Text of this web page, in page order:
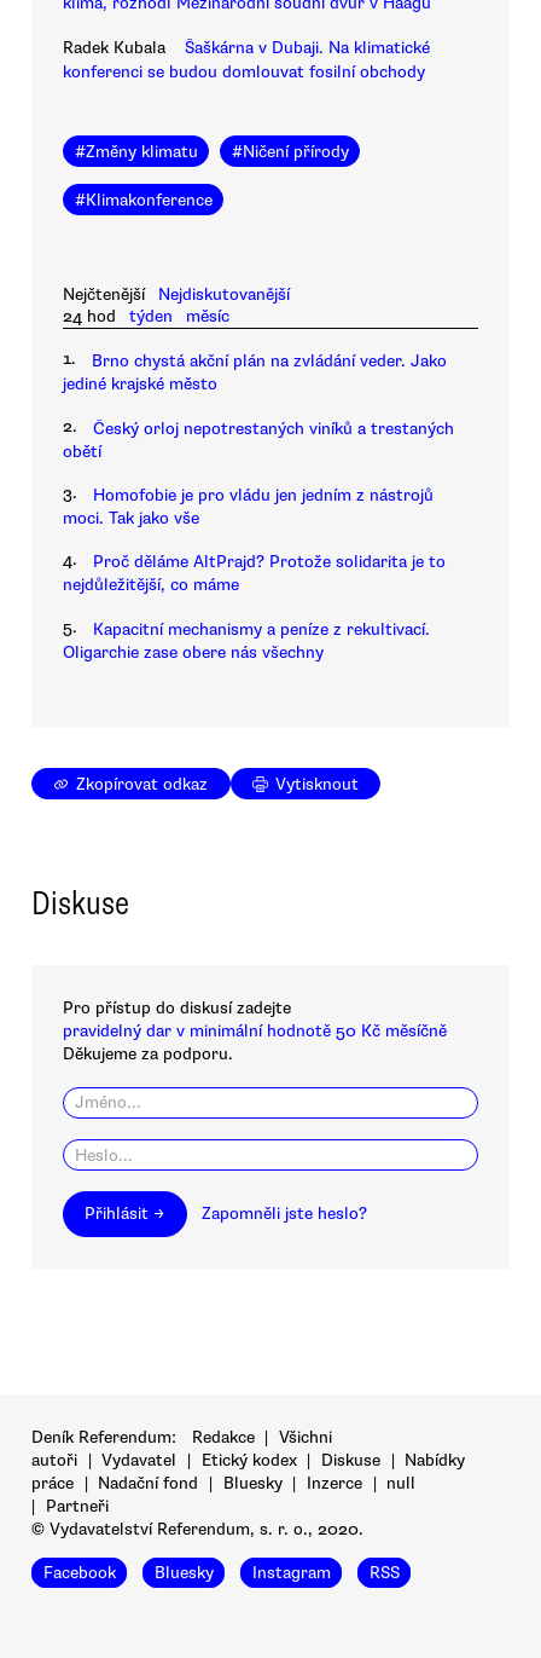
Radek Kubala
Šaškárna v Dubaji. Na klimatické
konferenci se budou domlouvat fosilní obchody
#Změny klimatu #Ničení přírody
#Klimakonference
Nejčtenější
Nejdiskutovanější
24 hod
týden měsíc
1.
Brno chystá akční plán na zvládání veder. Jako
jediné krajské město
2.
Český orloj nepotrestaných viníků a trestaných
obětí
3.
Homofobie je pro vládu jen jedním z nástrojů
moci. Tak jako vše
4.
Proč děláme AltPrajd? Protože solidarita je to
nejdůležitější, co máme
5.
Kapacitní mechanismy a peníze z rekultivací.
Oligarchie zase obere nás všechny
Zkopírovat odkaz Vytisknout
Diskuse
Pro přístup do diskusí zadejte
pravidelný dar v minimální hodnotě 50 Kč měsíčně
Děkujeme za podporu.
Přihlásit → Zapomněli jste heslo?
Deník Referendum: Redakce | Všichni
autoři | Vydavatel | Etický kodex | Diskuse | Nabídky
práce | Nadační fond | Bluesky | Inzerce | null
|
Partneři
© Vydavatelství Referendum, s. r. o., 2020.
Facebook Bluesky Instagram RSS